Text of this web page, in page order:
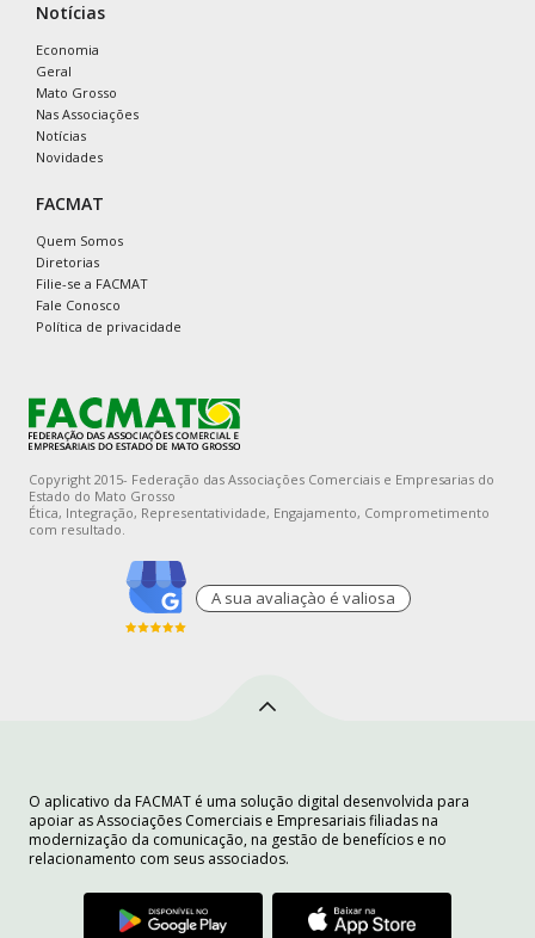
Notícias
Economia
Geral
Mato Grosso
Nas Associações
Notícias
Novidades
FACMAT
Quem Somos
Diretorias
Filie-se a FACMAT
Fale Conosco
Política de privacidade
Copyright 2015- Federação das Associações Comerciais e Empresarias do
Estado do Mato Grosso
Ética, Integração, Representatividade, Engajamento, Comprometimento
com resultado.
A sua avaliaçào é valiosa
O aplicativo da FACMAT é uma solução digital desenvolvida para
apoiar as Associações Comerciais e Empresariais filiadas na
modernização da comunicação, na gestão de benefícios e no
relacionamento com seus associados.